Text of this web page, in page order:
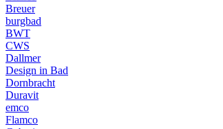
Breuer
burgbad
BWT
CWS
Dallmer
Design in Bad
Dornbracht
Duravit
emco
Flamco